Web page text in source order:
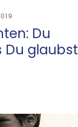
Du
Du glaubst